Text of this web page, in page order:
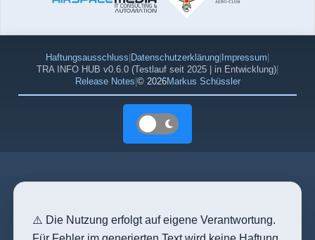
Haftungsausschluss Datenschutzerklärung Impressum
TRA INFO HUB v0.6.0 (Testlauf seit 2025 | in Entwicklung)
Release Notes © 2026Markus Schüssler
Farbschema: Hell
⚠️ Die Nutzung erfolgt auf eigene Verantwortung.